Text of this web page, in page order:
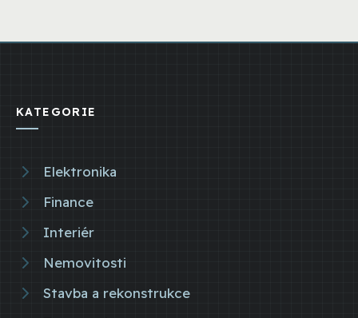
KATEGORIE
Elektronika
Finance
Interiér
Nemovitosti
Stavba a rekonstrukce